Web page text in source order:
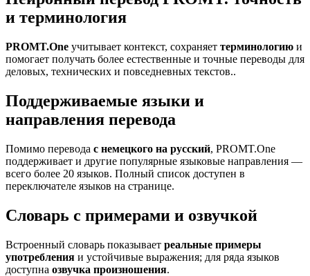
и терминология
PROMT.One учитывает контекст, сохраняет терминологию и
помогает получать более естественные и точные переводы для
деловых, технических и повседневных текстов..
Поддерживаемые языки и
направления перевода
Помимо перевода с немецкого на русский, PROMT.One
поддерживает и другие популярные языковые направления —
всего более 20 языков. Полный список доступен в
переключателе языков на странице.
Словарь с примерами и озвучкой
Встроенный словарь показывает реальные примеры
употребления и устойчивые выражения; для ряда языков
доступна озвучка произношения.